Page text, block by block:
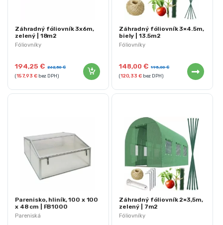
Fóliovníky
Záhradný fóliovník 3x6m,
zelený | 18m2
194,25€ 262,50€
(157,93 €bez DPH)
Fóliovníky
Záhradný fóliovník 3×4.5m,
biely | 13.5m2
148,00€ 195,00€
(120,33 €bez DPH)
Pareniská
Parenisko, hliník, 100 x 100
x 48 cm | FB1000
Fóliovníky
Záhradný fóliovník 2×3,5m,
zelený | 7m2